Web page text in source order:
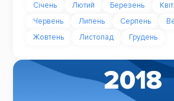
Січень Лютий Березень
Червень
Липень Серпень
Жовтень
Листопад Грудень
2018